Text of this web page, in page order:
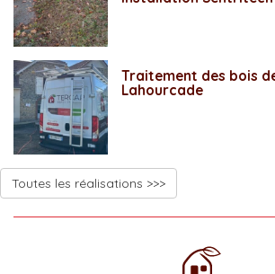
Traitement des bois
Lahourcade
Toutes les réalisations >>>